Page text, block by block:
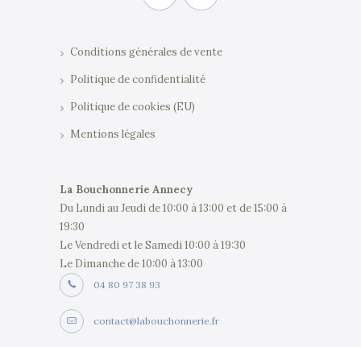
Conditions générales de vente
Politique de confidentialité
Politique de cookies (EU)
Mentions légales
La Bouchonnerie Annecy
Du Lundi au Jeudi de 10:00 à 13:00 et de 15:00 à
19:30
Le Vendredi et le Samedi 10:00 à 19:30
Le Dimanche de 10:00 à 13:00
04 80 97 38 93
contact@labouchonnerie.fr